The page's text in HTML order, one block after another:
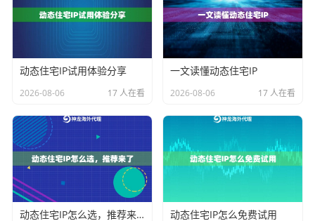
户滥用过，很可能早已被各大网站拉入黑名单，使用这
样的IP会立刻触发反爬。一个拥有数千万级别且持续更
新过滤的IP池至关重要。
地理位置：如果需要模拟特定地区的用户访问，或者需
要分散全球访问来源，代理IP服务商能否提供广泛的国
家和地区覆盖就很重要。
以神龙海外动态IP
为例，它同时提供数据中心和动态住
宅IP代理方案，拥有超过9000万的纯净IP资源，覆盖200
多个国家。这种
庞大的纯净IP池
能够为不同强度的反爬场景提供适配的解决方案。
动态住宅IP试用体验分享
2026-08-06 17 人在看
一文读懂动态住宅IP
2026-08-06 17 人在看
动态住宅IP怎么选，推荐来了 动态住宅IP怎么免费试用